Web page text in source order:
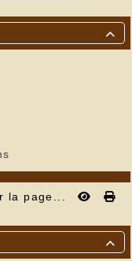

la page...
